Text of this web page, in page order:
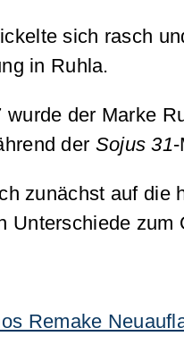
sich rasch
in Ruhla.
wurde der Marke
der Sojus 31
zunächst auf
Unterschiede